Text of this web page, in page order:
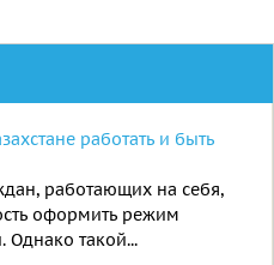
работать и быть
работающих на себя,
оформить режим
Однако такой...